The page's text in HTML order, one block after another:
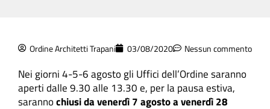
Ordine Architetti Trapani 03/08/2020 Nessun commento
Nei giorni 4-5-6 agosto gli Uffici dell’Ordine saranno
aperti dalle 9.30 alle 13.30 e, per la pausa estiva,
sarannochiusi da venerdì 7 agosto a venerdì 28